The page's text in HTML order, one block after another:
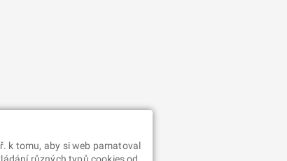
k tomu, aby si web pamatoval